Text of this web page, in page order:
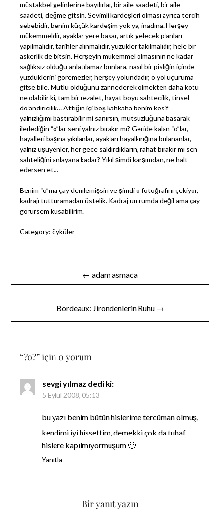
müstakbel gelinlerine bayılırlar, bir aile saadeti, bir aile
saadeti, değme gitsin. Sevimli kardeşleri olması ayrıca tercih
sebebidir, benim küçük kardeşim yok ya, inadına. Herşey
mükemmeldir, ayaklar yere basar, artık gelecek planları
yapılmalıdır, tarihler alınmalıdır, yüzükler takılmalıdır, hele bir
askerlik de bitsin. Herşeyin mükemmel olmasının ne kadar
sağlıksız olduğu anlatılamaz bunlara, nasıl bir pisliğin içinde
yüzdüklerini göremezler, herşey yolundadır, o yol uçuruma
gitse bile. Mutlu olduğunu zannederek ölmekten daha kötü
ne olabilir ki, tam bir rezalet, hayat boyu sahtecilik, tinsel
dolandırıcılık… Attığın içi boş kahkaha benim kesif
yalnızlığımı bastırabilir mi sanırsın, mutsuzluğuna basarak
ilerlediğin “o”lar seni yalnız bırakır mı? Geride kalan “o”lar,
hayalleri başına yıkılanlar, ayakları hayalkırığına bulananlar,
yalnız üşüyenler, her gece saldırdıkların, rahat bırakır mı sen
sahteliğini anlayana kadar? Yıkıl şimdi karşımdan, ne halt
edersen et…
Benim “o”ma çay demlemişsin ve şimdi o fotoğrafını çekiyor,
kadrajı tutturamadan üstelik. Kadraj umrumda değil ama çay
görürsem kusabilirim.
Category: öyküler
Yazı
gezinmesi
← adam asmaca
Bordeaux: Jirondenlerin Ruhu →
“?o?” için 0 yorum
sevgi yılmaz dedi ki:
5 Eylül 2008, 05:13
bu yazı benim bütün hislerime tercüman olmuş,
kendimi iyi hissettim, demekki çok da tuhaf
hislere kapılmıyormuşum 🙂
Yanıtla
Bir yanıt yazın